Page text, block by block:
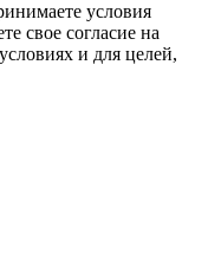
условия
свое согласие на
и для целей,